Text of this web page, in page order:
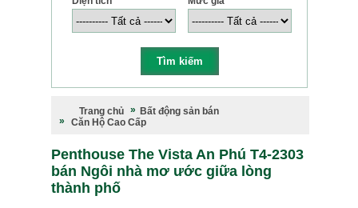
Trang chủ
Bất động sản bán
Căn Hộ Cao Cấp
Penthouse The Vista An Phú T4-2303
bán Ngôi nhà mơ ước giữa lòng
thành phố